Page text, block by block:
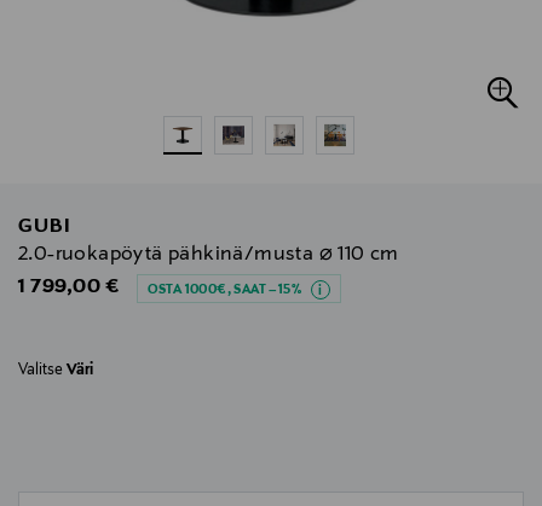
GUBI
2.0-ruokapöytä pähkinä/musta ⌀ 110 cm
Original Price
1 799,00 € OSTA 1000€, SAAT –15%
Valitse Väri